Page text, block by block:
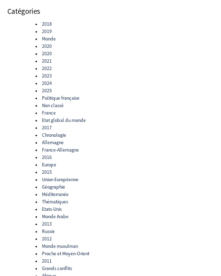
Catégories
2018
2019
Monde
2020
2020
2021
2022
2023
2024
2025
Politique française
Non classé
France
Etat global du monde
2017
Chronologie
Allemagne
France-Allemagne
2016
Europe
2015
Union Européenne
Géographie
Méditerranée
Thématiques
Etats-Unis
Monde Arabe
2013
Russie
2012
Monde musulman
Proche et Moyen-Orient
2011
Grands conflits